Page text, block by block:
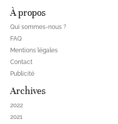
À propos
Qui sommes-nous ?
FAQ
Mentions légales
Contact
Publicité
Archives
2022
2021